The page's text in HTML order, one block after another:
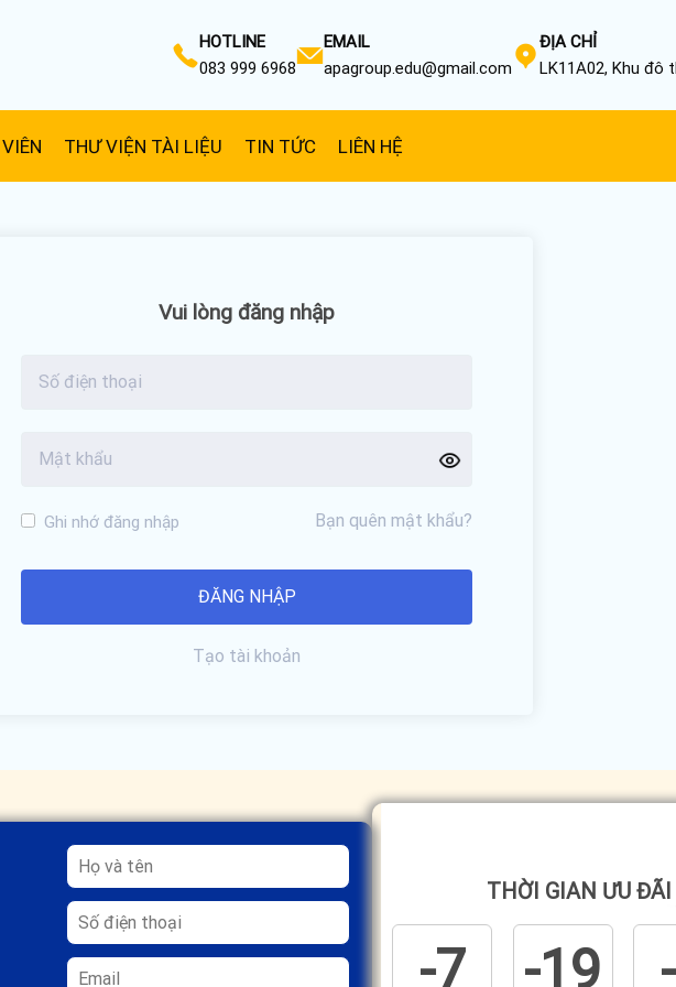
HOTLINE
083 999 6968
EMAIL
apagroup.edu@gmail.com
ĐỊA CHỈ
LK11A02, Khu đô
THƯ VIỆN TÀI LIỆU TIN TỨC LIÊN HỆ
Vui lòng đăng nhập
Ghi nhớ đăng nhập Bạn quên mật khẩu?
Tạo tài khoản
THỜI GIAN ƯU ĐÃI
-7 -19